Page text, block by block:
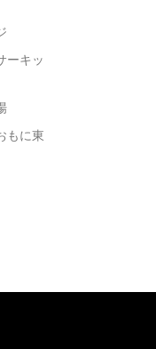
キッ
に東